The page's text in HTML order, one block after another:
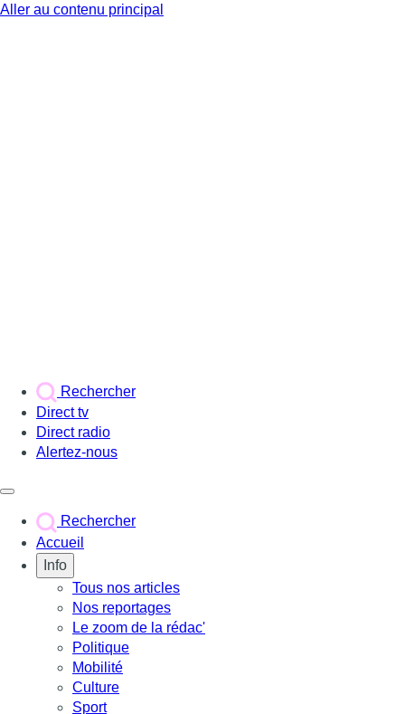
Aller au contenu principal
Rechercher
Direct tv
Direct radio
Alertez-nous
Rechercher
Accueil
Info
Tous nos articles
Nos reportages
Le zoom de la rédac'
Politique
Mobilité
Culture
Sport